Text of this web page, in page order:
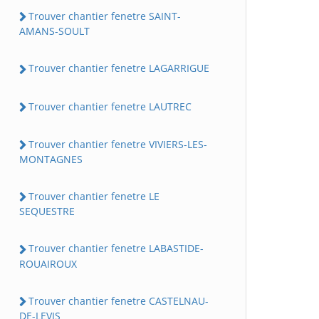
Trouver chantier fenetre SAINT-
AMANS-SOULT
Trouver chantier fenetre LAGARRIGUE
Trouver chantier fenetre LAUTREC
Trouver chantier fenetre VIVIERS-LES-
MONTAGNES
Trouver chantier fenetre LE
SEQUESTRE
Trouver chantier fenetre LABASTIDE-
ROUAIROUX
Trouver chantier fenetre CASTELNAU-
DE-LEVIS